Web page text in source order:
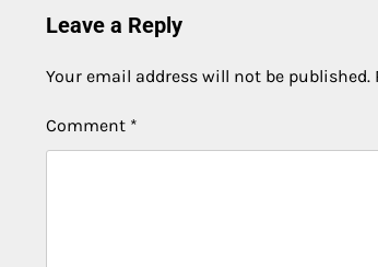
Leave a Reply
Your email address will not be published.
Comment *